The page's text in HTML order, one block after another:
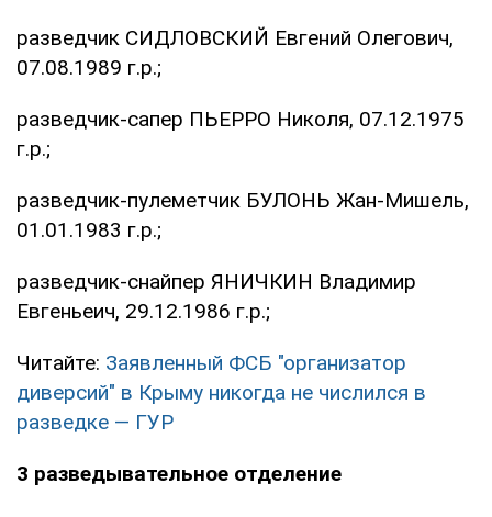
разведчик СИДЛОВСКИЙ Евгений Олегович,
07.08.1989 г.р.;
разведчик-сапер ПЬЕРРО Николя, 07.12.1975
г.р.;
разведчик-пулеметчик БУЛОНЬ Жан-Мишель,
01.01.1983 г.р.;
разведчик-снайпер ЯНИЧКИН Владимир
Евгеньеич, 29.12.1986 г.р.;
Читайте: Заявленный ФСБ "организатор
диверсий" в Крыму никогда не числился в
разведке — ГУР
3 разведывательное отделение